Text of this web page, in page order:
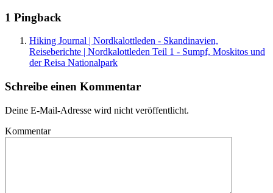
1 Pingback
Hiking Journal | Nordkalottleden - Skandinavien,
Reiseberichte | Nordkalottleden Teil 1 - Sumpf, Moskitos und
der Reisa Nationalpark
Schreibe einen Kommentar
Deine E-Mail-Adresse wird nicht veröffentlicht.
Kommentar